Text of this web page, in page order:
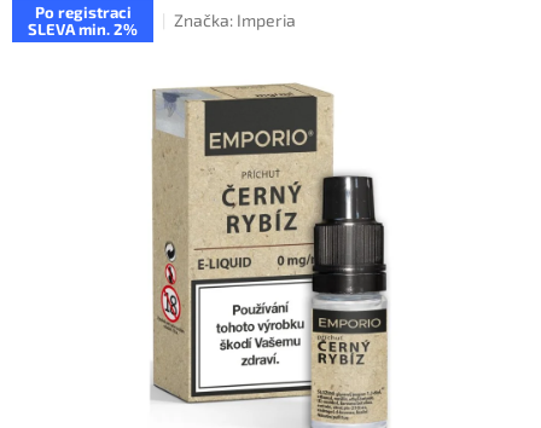
Po registraci
SLEVA min. 2%
Značka: Imperia